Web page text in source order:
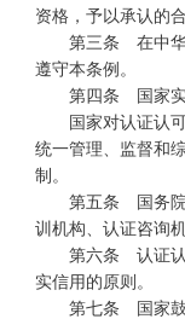
资格，予以承认的
第三条 在中华人
遵守本条例。
第四条 国家实行
国家对认证认可
统一管理、监督和
制。
第五条 国务院认
训机构、认证咨询
第六条 认证认可
实信用的原则。
第七条 国家鼓励